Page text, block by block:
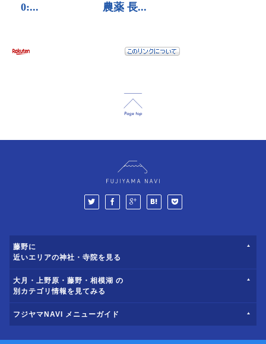
藤野に
近いエリアの神社・寺院を見る
大月・上野原・藤野・相模湖 の
別カテゴリ情報を見てみる
フジヤマNAVI メニューガイド